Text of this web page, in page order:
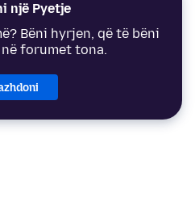
një Pyetje
Bëni hyrjen, që të bëni
forumet tona.